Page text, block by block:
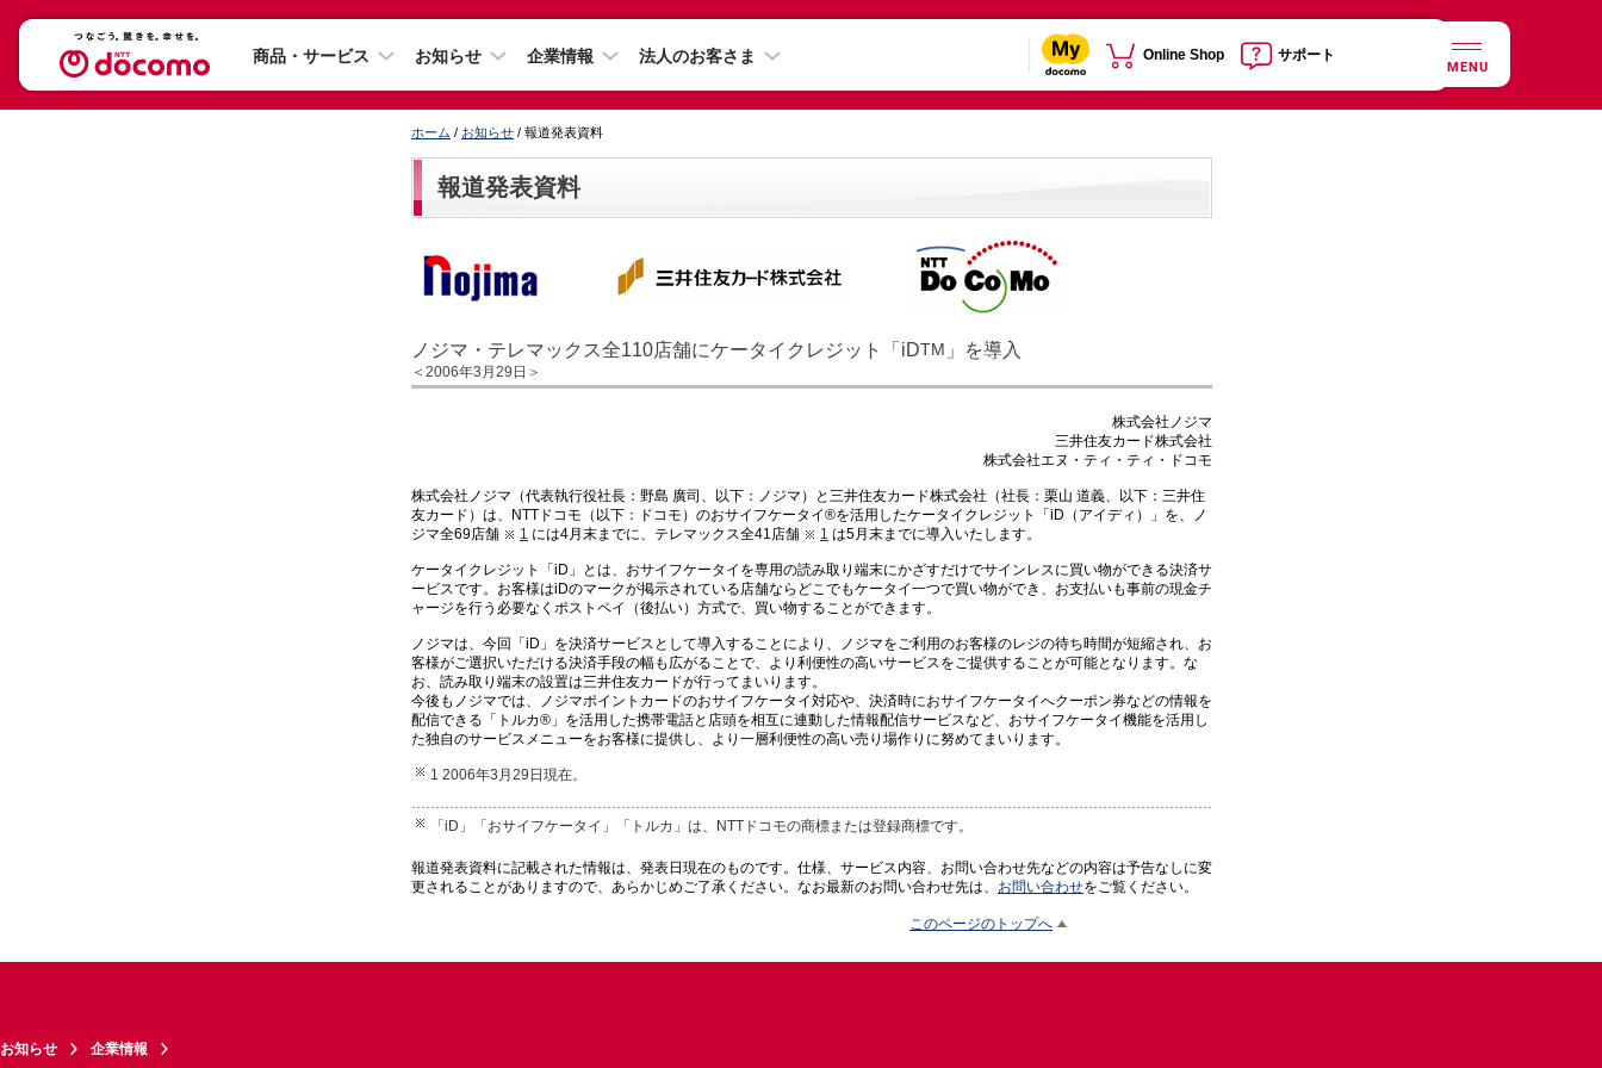
商品・サービス お知らせ 企業情報 法人のお客さま Online Shop サポート
MENU
ホーム / お知らせ / 報道発表資料
報道発表資料
ノジマ・テレマックス全110店舗にケータイクレジット「iDTM 」を導入
＜2006年3月29日＞
株式会社ノジマ
三井住友カード株式会社
株式会社エヌ・ティ・ティ・ドコモ
株式会社ノジマ（代表執行役社長：野島 廣司、以下：ノジマ）と三井住友カード株式会社（社長：栗山 道義、以下：三井住
友カード）は、NTTドコモ（以下：ドコモ）のおサイフケータイ®を活用したケータイクレジット「iD（アイディ）」を、ノ
ジマ全69店舗
1 には4月末までに、テレマックス全41店舗 1 は5月末までに導入いたします。
ケータイクレジット「iD」とは、おサイフケータイを専用の読み取り端末にかざすだけでサインレスに買い物ができる決済サ
ービスです。お客様はiDのマークが掲示されている店舗ならどこでもケータイ一つで買い物ができ、お支払いも事前の現金チ
ャージを行う必要なくポストペイ（後払い）方式で、買い物することができます。
ノジマは、今回「iD」を決済サービスとして導入することにより、ノジマをご利用のお客様のレジの待ち時間が短縮され、お
客様がご選択いただける決済手段の幅も広がることで、より利便性の高いサービスをご提供することが可能となります。な
お、読み取り端末の設置は三井住友カードが行ってまいります。
今後もノジマでは、ノジマポイントカードのおサイフケータイ対応や、決済時におサイフケータイへクーポン券などの情報を
配信できる「トルカ®」を活用した携帯電話と店頭を相互に連動した情報配信サービスなど、おサイフケータイ機能を活用し
た独自のサービスメニューをお客様に提供し、より一層利便性の高い売り場作りに努めてまいります。
1 2006年3月29日現在。
「iD」「おサイフケータイ」「トルカ」は、NTTドコモの商標または登録商標です。
報道発表資料に記載された情報は、発表日現在のものです。仕様、サービス内容、お問い合わせ先などの内容は予告なしに変
更されることがありますので、あらかじめご了承ください。なお最新のお問い合わせ先は、 お問い合わせをご覧ください。
このページのトップへ
お知らせ 企業情報